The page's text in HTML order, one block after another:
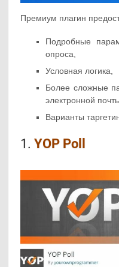
Премиум плагин
Подробные
опроса,
Условная логика,
Более сложные
электронной
Варианты
1.YOP Poll